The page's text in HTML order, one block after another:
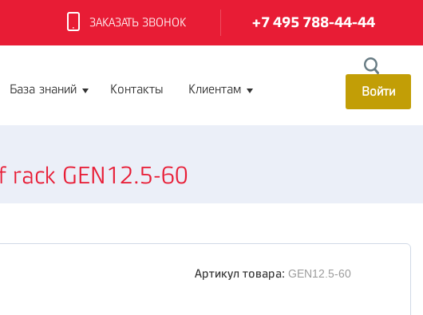
ЗАКАЗАТЬ ЗВОНОК +7 495 788-44-44
База знаний Контакты Клиентам Войти
rack GEN12.5-60
Артикул товара:GEN12.5-60